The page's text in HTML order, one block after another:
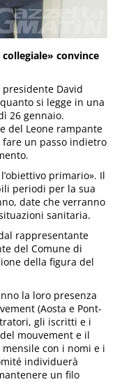
convince
presidente David
si legge in una
26 gennaio.
del Leone rampante
fare un passo indietro
primario». Il
periodi per la sua
date che verranno
sanitaria.
rappresentante
del Comune di
della figura del
la loro presenza
(Aosta e Pont-
gli iscritti e i
mouvement e il
mensile con i nomi e i
individuerà
un filo